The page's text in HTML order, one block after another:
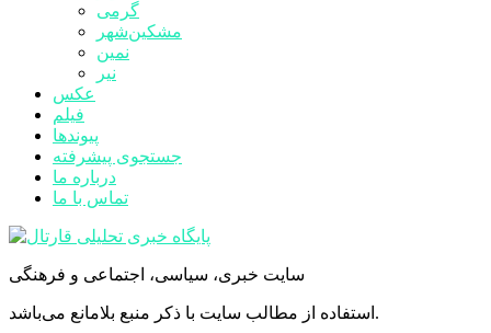
گرمی
مشکین‌شهر
نمین
نیر
عکس
فیلم
پیوندها
جستجوی پیشرفته
درباره ما
تماس با ما
سایت خبری، سیاسی، اجتماعی و فرهنگی
استفاده از مطالب سایت با ذکر منبع بلامانع می‌باشد.